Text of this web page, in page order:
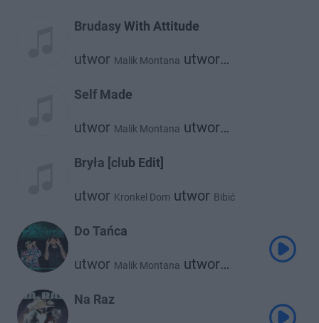
The Plug
Brudasy With Attitude
utwor Malik Montana utwor
Self Made
utwor Malik Montana utwor
Bryła [club Edit]
utwor Kronkel Dom utwor Bibić
Do Tańca
utwor Malik Montana utwor
Na Raz